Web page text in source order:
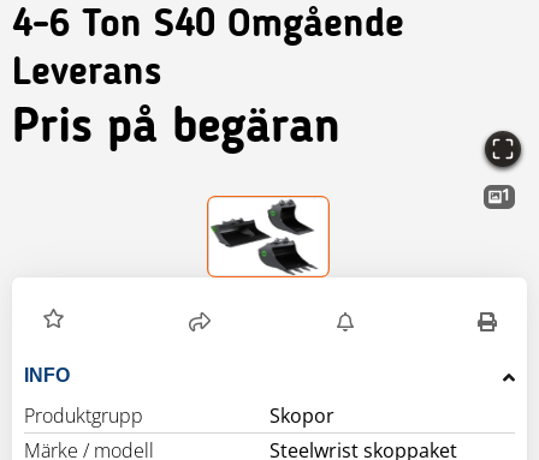
4-6 Ton S40 Omgående
Leverans
Pris på begäran
1
INFO
Produktgrupp
Skopor
Märke / modell
Steelwrist skoppaket